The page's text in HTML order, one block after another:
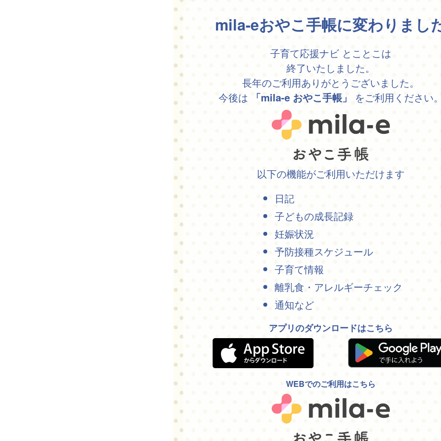
mila-eおやこ手帳に変わりまし
子育て応援ナビ とことこは
終了いたしました。
長年のご利用ありがとうございました。
今後は
「mila-e おやこ手帳」 をご利用ください
以下の機能がご利用いただけます
日記
子どもの成長記録
妊娠状況
予防接種スケジュール
子育て情報
離乳食・アレルギーチェック
通知など
アプリのダウンロードはこちら
WEBでのご利用はこちら